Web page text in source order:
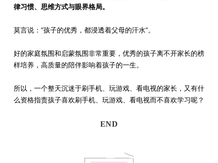
律习惯、思维方式与眼界格局。
莫言说：“孩子的优秀，都浸透着父母的汗水”。
好的家庭氛围和启蒙氛围非常重要，优秀的孩子离不开家长的榜
样培养，高质量的陪伴影响着孩子的一生。
所以，一个整天沉迷于刷手机、玩游戏、看电视的家长，又有什
么资格指责孩子喜欢刷手机、 玩游戏、看电视而不喜欢学习呢？
END